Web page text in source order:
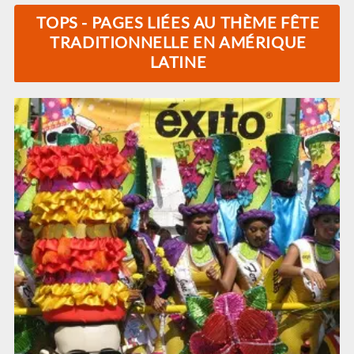
TOPS - PAGES LIÉES AU THÈME FÊTE
TRADITIONNELLE EN AMÉRIQUE
LATINE